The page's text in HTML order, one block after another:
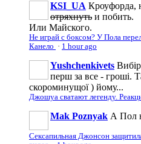
KSI_UA Кроуфорда,
отряхнуть и побить.
Или Майского.
Не играй с боксом? У Пола
Канело · 1 hour ago
Yushchenkivets
перш за все - гроші.
скороминущої ) йому...
Джошуа сватают легенду.
Mak Poznyak А Пол
Сексапильная Джонсон